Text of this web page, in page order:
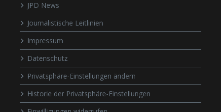
JPD News
Journalistische Leitlinien
Impressum
Datenschutz
Privatsphäre-Einstellungen ändern
Historie der Privatsphäre-Einstellungen